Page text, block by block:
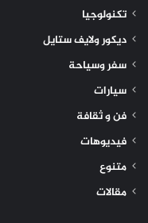
تكنولوجيا
ديكور ولايف ستايل
سفر وسياحة
سيارات
فن و ثقافة
فيديوهات
متنوع
مقالات